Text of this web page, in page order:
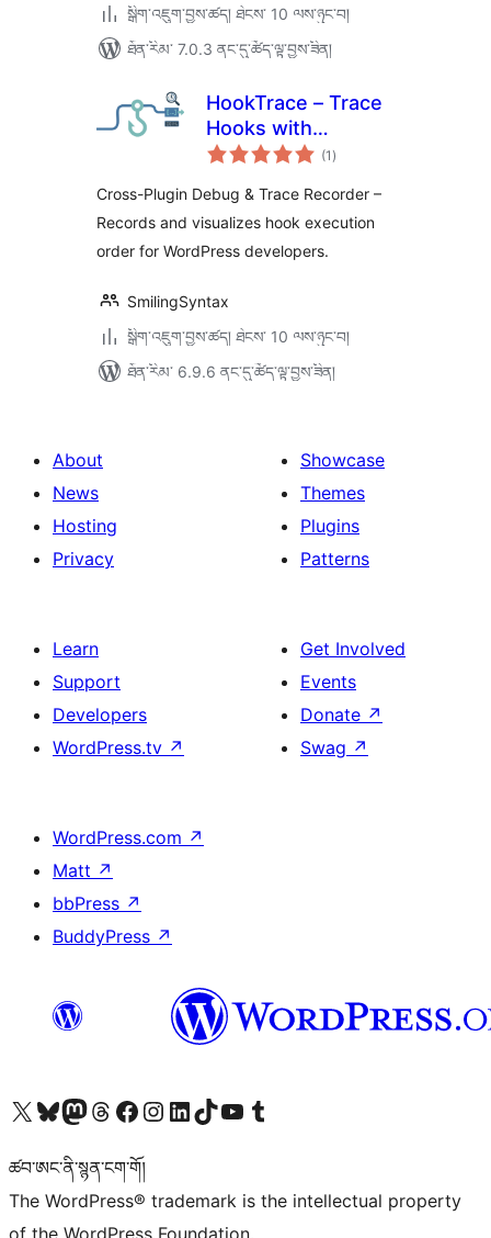
སྒྲིག་འཇུག་བྱས་ཚད། ཐེངས་ 10 ལས་ཉུང་བ།
ཐོན་རིམ་ 7.0.3 ནང་དུ་ཚོད་ལྟ་བྱས་ཟིན།
HookTrace – Trace
Hooks with
Precision
(1 གདེང་
འཇོག་
ཚང་།
)
Cross-Plugin Debug & Trace Recorder –
Records and visualizes hook execution
order for WordPress developers.
SmilingSyntax
སྒྲིག་འཇུག་བྱས་ཚད། ཐེངས་ 10 ལས་ཉུང་བ།
ཐོན་རིམ་ 6.9.6 ནང་དུ་ཚོད་ལྟ་བྱས་ཟིན།
About
News
Hosting
Privacy
Showcase
Themes
Plugins
Patterns
Learn
Support
Developers
WordPress.tv ↗
Get Involved
Events
Donate ↗
Swag ↗
WordPress.com ↗
Matt ↗
bbPress ↗
BuddyPress ↗
Visit our X (formerly Twitter) account
Visit our Bluesky account
Visit our Mastodon account
Visit our Threads account
Visit our Facebook page
Visit our Instagram account
Visit our LinkedIn account
Visit our TikTok account
Visit our YouTube channel
Visit our Tumblr account
ཚབ་ཨང་ནི་སྙན་ངག་གོ།
The WordPress® trademark is the intellectual property
of the WordPress Foundation.